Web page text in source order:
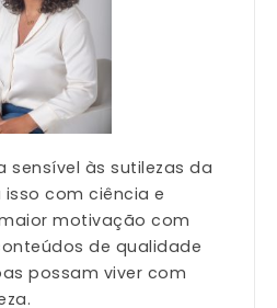
sensível às sutilezas da
com ciência e
motivação com
de qualidade
possam viver com